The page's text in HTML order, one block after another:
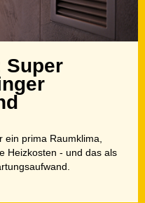
Super
prima Raumklima,
Heizkosten - und das als